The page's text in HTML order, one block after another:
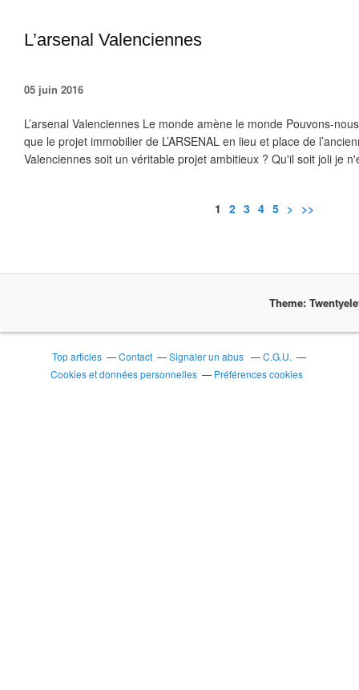
L’arsenal Valenciennes
05 juin 2016
L’arsenal Valenciennes Le monde amène le monde Pouvons-
que le projet immobilier de L’ARSENAL en lieu et place de
Valenciennes soit un véritable projet ambitieux ? Qu'il soit joli je
1 2 3 4 5 > >>
Theme:
Top articles Contact Signaler un abus
C.G.U.
Cookies et données personnelles
Préférences cookies